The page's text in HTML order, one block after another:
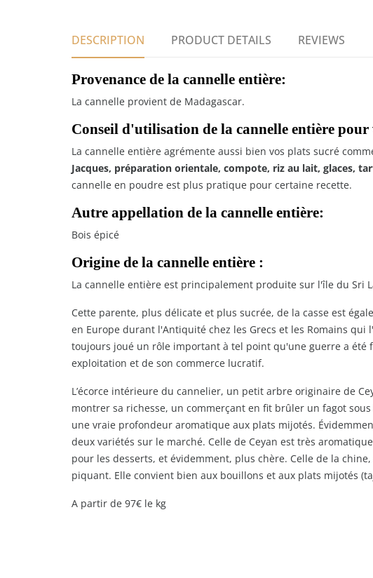
DESCRIPTION PRODUCT DETAILS REVIEWS
Provenance de la cannelle entière:
La cannelle provient de Madagascar.
Conseil d'utilisation de la cannelle entière
La cannelle entière agrémente aussi bien vos plats sucré
Jacques, préparation orientale, compote, riz au lait, glaces,
cannelle en poudre est plus pratique pour certaine recette.
Autre appellation de la cannelle entière:
Bois épicé
Origine de la cannelle entière :
La cannelle entière est principalement produite sur l'île du Sri
Cette parente, plus délicate et plus sucrée, de la casse est
en Europe durant l'Antiquité chez les Grecs et les Romains
toujours joué un rôle important à tel point qu'une guerre a été
exploitation et de son commerce lucratif.
L’écorce intérieure du cannelier, un petit arbre originaire de
montrer sa richesse, un commerçant en fit brûler un fagot
une vraie profondeur aromatique aux plats mijotés.
deux variétés sur le marché. Celle de Ceyan est très
pour les desserts, et évidemment, plus chère. Celle de la
piquant. Elle convient bien aux bouillons et aux plats mijotés
A partir de 97€ le kg